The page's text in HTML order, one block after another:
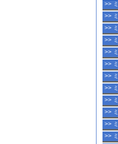
>>
>>
>>
>>
>>
>>
>>
>>
>>
>>
>>
>>